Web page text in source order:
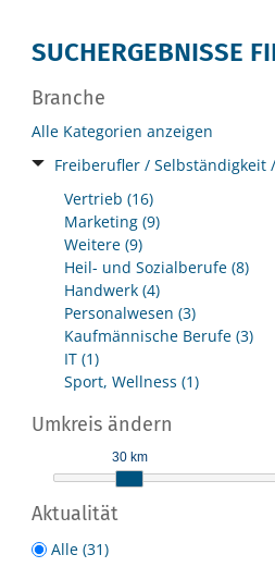
SUCHERGEBNISSE
Branche
Alle Kategorien anzeigen
Freiberufler / Selbständigkeit
Vertrieb (16)
Marketing (9)
Weitere (9)
Heil- und Sozialberufe (8)
Handwerk (4)
Personalwesen (3)
Kaufmännische Berufe (3)
IT (1)
Sport, Wellness (1)
Umkreis ändern
30 km
Aktualität
Alle (31)